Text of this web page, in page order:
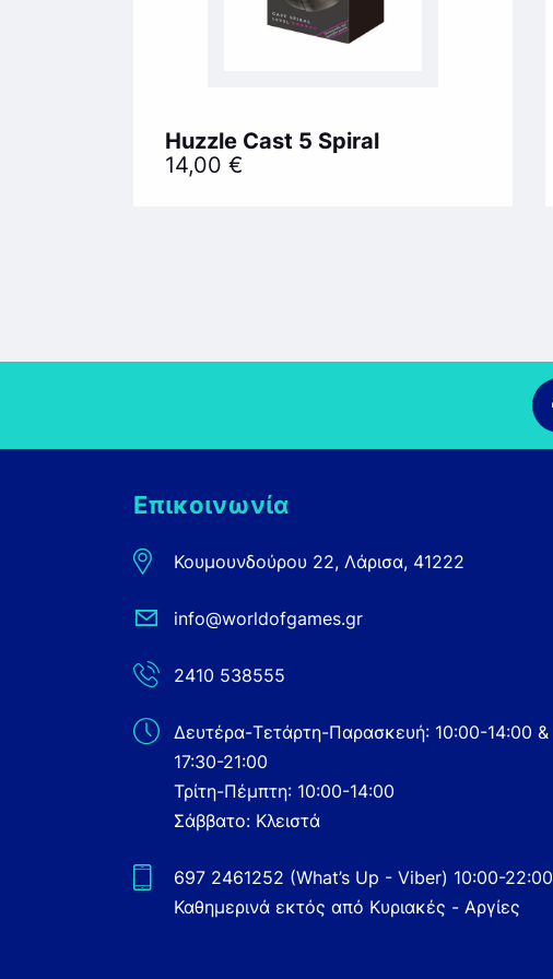
Huzzle Cast 5 Spiral
14,00 €
Επικοινωνία
Κουμουνδούρου 22, Λάρισα, 41222
info@worldofgames.gr
2410 538555
Δευτέρα-Τετάρτη-Παρασκευή: 10:00-14:00 &
17:30-21:00
Τρίτη-Πέμπτη: 10:00-14:00
Σάββατο: Κλειστά
697 2461252 (What’s Up - Viber) 10:00-22:00
Καθημερινά εκτός από Κυριακές - Αργίες